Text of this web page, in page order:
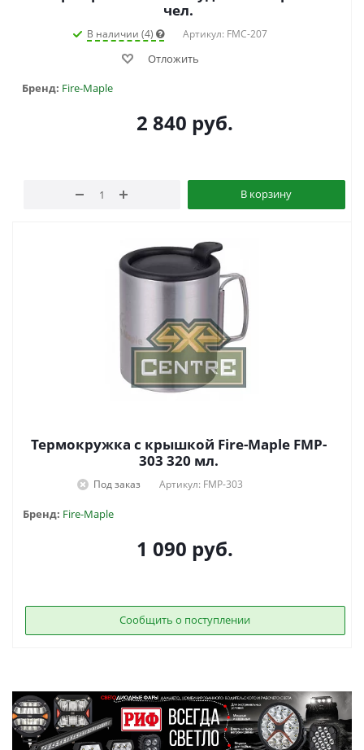
чел.
В наличии (4) Артикул: FMC-207
Отложить
Бренд: Fire-Maple
2 840 руб.
В корзину
Термокружка с крышкой Fire-Maple FMP-
303 320 мл.
Под заказ Артикул: FMP-303
Бренд: Fire-Maple
1 090 руб.
Сообщить о поступлении